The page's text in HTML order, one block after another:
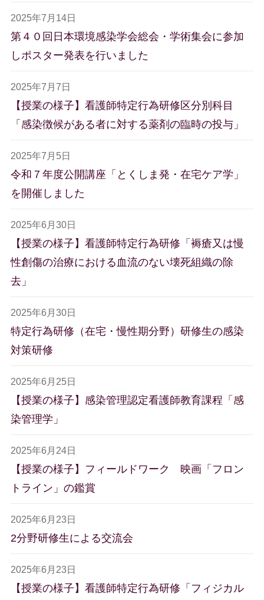
2025年7月14日
第４０回日本環境感染学会総会・学術集会に参加
しポスター発表を行いました
2025年7月7日
【授業の様子】看護師特定行為研修区分別科目
「感染徴候がある者に対する薬剤の臨時の投与」
2025年7月5日
令和７年度公開講座「とくしま発・在宅ケア学」
を開催しました
2025年6月30日
【授業の様子】看護師特定行為研修「褥瘡又は慢
性創傷の治療における血流のない壊死組織の除
去」
2025年6月30日
特定行為研修（在宅・慢性期分野）研修生の感染
対策研修
2025年6月25日
【授業の様子】感染管理認定看護師教育課程「感
染管理学」
2025年6月24日
【授業の様子】フィールドワーク 映画「フロン
トライン」の鑑賞
2025年6月23日
2分野研修生による交流会
2025年6月23日
【授業の様子】看護師特定行為研修「フィジカル